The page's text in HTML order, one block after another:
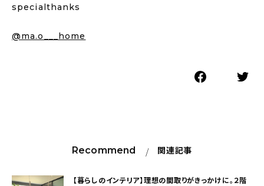
specialthanks
@ma.o___home
Recommend 関連記事
【暮らしのインテリア】理想の間取りがきっかけに。２階